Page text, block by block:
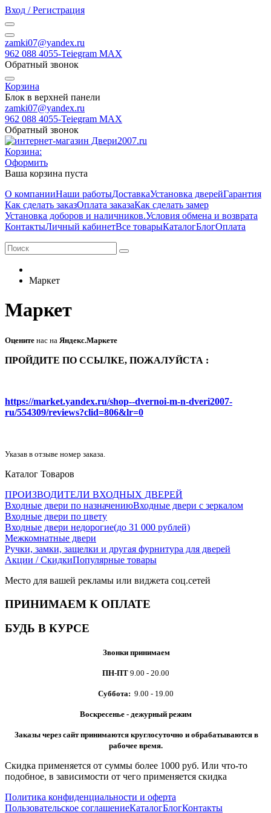
Вход / Регистрация
zamki07@yandex.ru
962 088 4055-Teiegram МАХ
Обратный звонок
Корзина
Блок в верхней панели
zamki07@yandex.ru
962 088 4055-Teiegram МАХ
Обратный звонок
Корзина:
Оформить
Ваша корзина пуста
О компанииНаши работыДоставкаУстановка дверейГарантия
Как сделать заказОплата заказаКак сделать замер
Установка доборов и наличников.Условия обмена и возврата
КонтактыЛичный кабинетВсе товарыКаталогБлогОплата
Маркет
Маркет
Оцените нас на Яндекс.Маркете
ПРОЙДИТЕ ПО ССЫЛКЕ, ПОЖАЛУЙСТА :
https://market.yandex.ru/shop--dvernoi-m-n-dveri2007-
ru/554309/reviews?clid=806&lr=0
Указав в отзыве номер заказа.
Каталог Товаров
ПРОИЗВОДИТЕЛИ ВХОДНЫХ ДВЕРЕЙ
Входные двери по назначениюВходные двери с зеркалом
Входные двери по цвету
Входные двери недорогие(до 31 000 рублей)
Межкомнатные двери
Ручки, замки, защелки и другая фурнитура для дверей
Акции / СкидкиПопулярные товары
Место для вашей рекламы или виджета соц.сетей
ПРИНИМАЕМ К ОПЛАТЕ
БУДЬ В КУРСЕ
Звонки принимаем
ПН-ПТ 9.00 - 20.00
Суббота: 9.00 - 19.00
Воскресенье - дежурный режим
Заказы через сайт принимаются круглосуточно и обрабатываются в
рабочее время.
Скидка применяется от суммы более 1000 руб. Или что-то
подобное, в зависимости от чего применяется скидка
Политика конфиденциальности и оферта
Пользовательское соглашениеКаталогБлогКонтакты